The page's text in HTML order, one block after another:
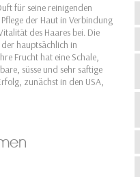
für seine reinigenden
der Haut in Verbindung
des Haares bei. Die
hauptsächlich in
Frucht hat eine Schale,
süsse und sehr saftige
zunächst in den USA,